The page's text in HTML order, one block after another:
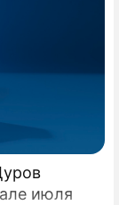
июля